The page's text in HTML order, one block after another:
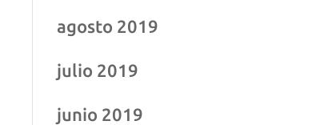
agosto 2019
julio 2019
junio 2019